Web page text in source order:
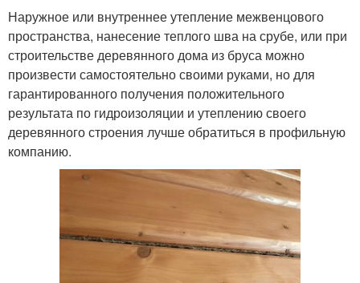
Наружное или внутреннее утепление межвенцового
пространства, нанесение теплого шва на срубе, или при
строительстве деревянного дома из бруса можно
произвести самостоятельно своими руками, но для
гарантированного получения положительного
результата по гидроизоляции и утеплению своего
деревянного строения лучше обратиться в профильную
компанию.